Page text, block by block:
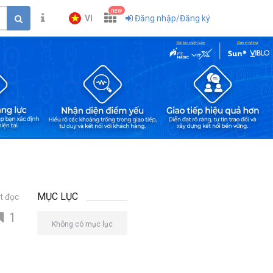
VI
new
Đăng nhập/Đăng ký
đọc
1
MỤC LỤC
Không có mục lục